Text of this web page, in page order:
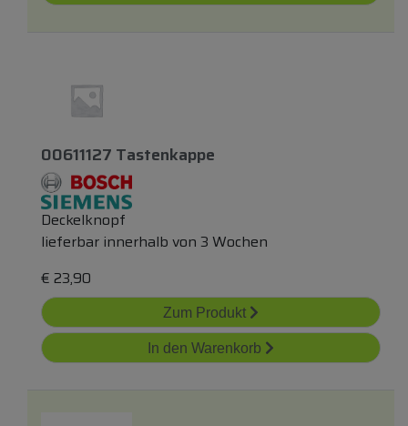
00611127 Tastenkappe
Deckelknopf
lieferbar innerhalb von 3 Wochen
€ 23,90
Zum Produkt
In den Warenkorb